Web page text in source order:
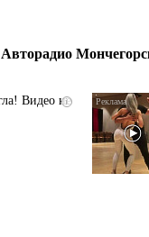
Авторадио
i
Видео не